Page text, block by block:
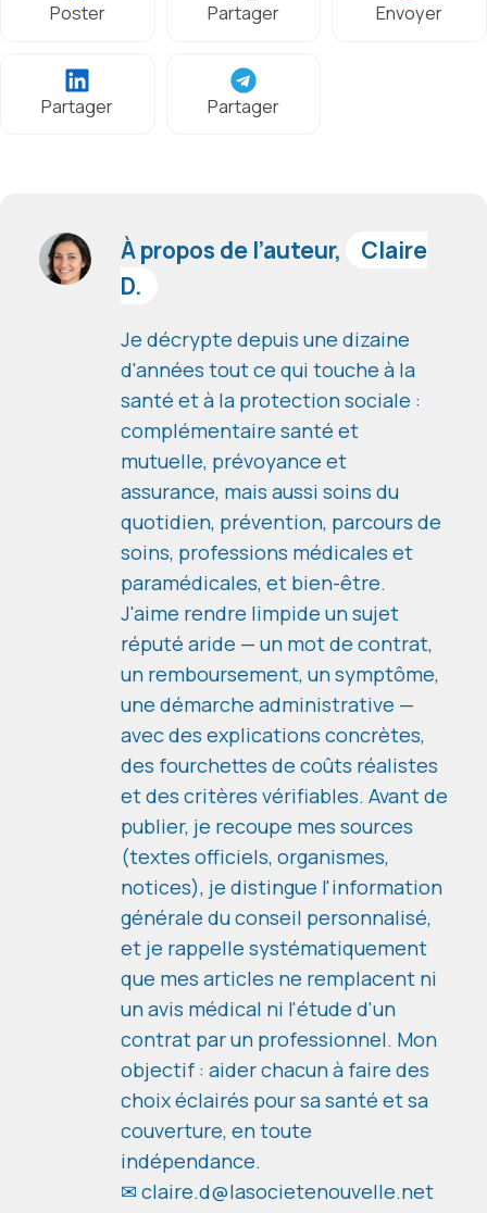
Poster Partager Envoyer
Partager Partager
À propos de l’auteur,
Claire
D.
Je décrypte depuis une dizaine
d'années tout ce qui touche à la
santé et à la protection sociale :
complémentaire santé et
mutuelle, prévoyance et
assurance, mais aussi soins du
quotidien, prévention, parcours de
soins, professions médicales et
paramédicales, et bien-être.
J'aime rendre limpide un sujet
réputé aride — un mot de contrat,
un remboursement, un symptôme,
une démarche administrative —
avec des explications concrètes,
des fourchettes de coûts réalistes
et des critères vérifiables. Avant de
publier, je recoupe mes sources
(textes officiels, organismes,
notices), je distingue l'information
générale du conseil personnalisé,
et je rappelle systématiquement
que mes articles ne remplacent ni
un avis médical ni l'étude d'un
contrat par un professionnel. Mon
objectif : aider chacun à faire des
choix éclairés pour sa santé et sa
couverture, en toute
indépendance.
✉ claire.d@lasocietenouvelle.net